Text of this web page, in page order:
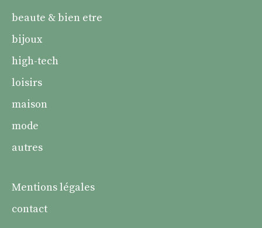
beaute & bien etre
bijoux
high-tech
loisirs
maison
mode
autres
Mentions légales
contact